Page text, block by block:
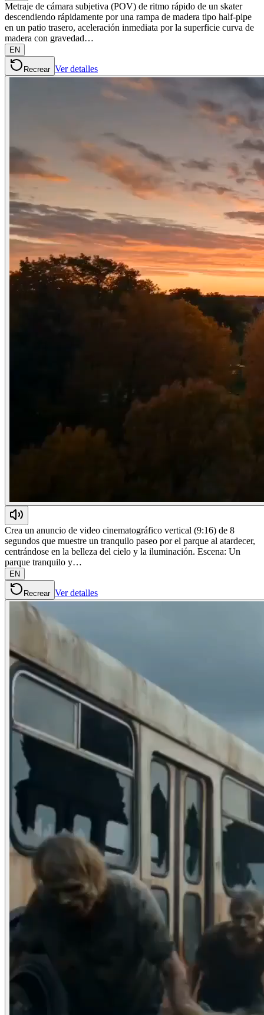
Metraje de cámara subjetiva (POV) de ritmo rápido de un skater
descendiendo rápidamente por una rampa de madera tipo half-pipe
en un patio trasero, aceleración inmediata por la superficie curva de
madera con gravedad…
EN
Recrear Ver detalles
Crea un anuncio de video cinematográfico vertical (9:16) de 8
segundos que muestre un tranquilo paseo por el parque al atardecer,
centrándose en la belleza del cielo y la iluminación. Escena: Un
parque tranquilo y…
EN
Recrear Ver detalles